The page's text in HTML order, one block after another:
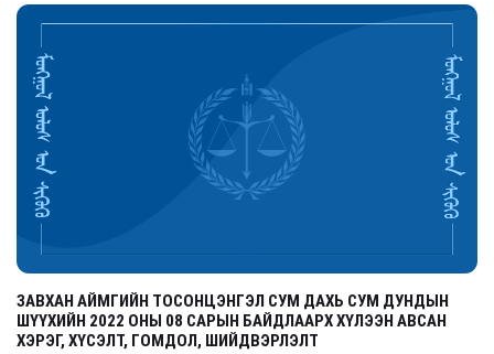
ЗАВХАН АЙМГИЙН ТОСОНЦЭНГЭЛ СУМ ДАХЬ СУМ ДУНДЫН
ШҮҮХИЙН 2022 ОНЫ 08 САРЫН БАЙДЛААРХ ХҮЛЭЭН АВСАН
ХЭРЭГ, ХҮСЭЛТ, ГОМДОЛ, ШИЙДВЭРЛЭЛТ